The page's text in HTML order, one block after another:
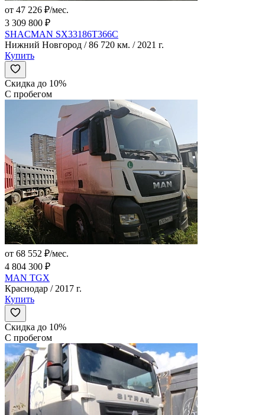
от 47 226 ₽/мес.
3 309 800 ₽
SHACMAN SX33186T366C
Нижний Новгород / 86 720 км. / 2021 г.
Купить
Скидка до 10%
С пробегом
от 68 552 ₽/мес.
4 804 300 ₽
MAN TGX
Краснодар / 2017 г.
Купить
Скидка до 10%
С пробегом